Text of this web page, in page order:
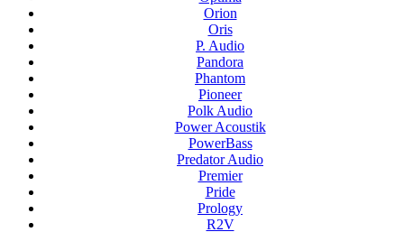
Orion
Oris
P. Audio
Pandora
Phantom
Pioneer
Polk Audio
Power Acoustik
PowerBass
Predator Audio
Premier
Pride
Prology
R2V